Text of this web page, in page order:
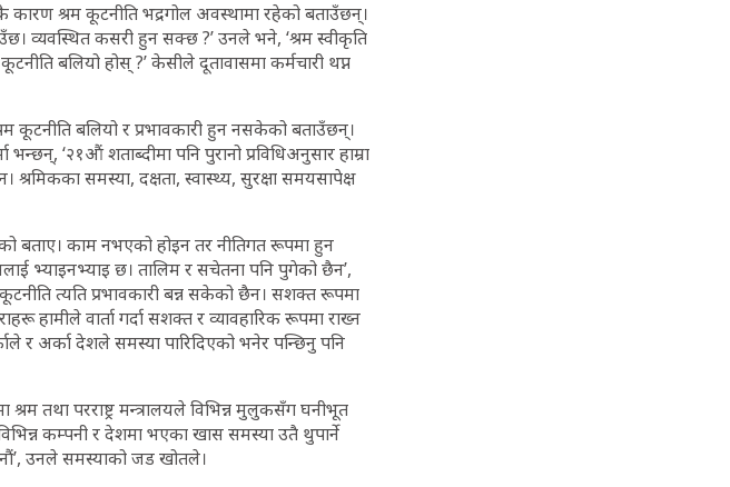
श्रम कूटनीति भद्रगोल अवस्थामा रहेको बताउँछन्।
व्यवस्थित कसरी हुन सक्छ ?’ उनले भने, ‘श्रम स्वीकृति
बलियो होस् ?’ केसीले दूतावासमा कर्मचारी थप्न
कूटनीति बलियो र प्रभावकारी हुन नसकेको बताउँछन्।
‘२१औं शताब्दीमा पनि पुरानो प्रविधिअनुसार हाम्रा
समस्या, दक्षता, स्वास्थ्य, सुरक्षा समयसापेक्ष
बताए। काम नभएको होइन तर नीतिगत रूपमा हुन
भ्याइनभ्याइ छ। तालिम र सचेतना पनि पुगेको छैन’,
त्यति प्रभावकारी बन्न सकेको छैन। सशक्त रूपमा
वार्ता गर्दा सशक्त र व्यावहारिक रूपमा राख्न
अर्का देशले समस्या पारिदिएको भनेर पन्छिनु पनि
तथा परराष्ट्र मन्त्रालयले विभिन्न मुलुकसँग घनीभूत
कम्पनी र देशमा भएका खास समस्या उतै थुपार्ने
उनले समस्याको जड खोतले।